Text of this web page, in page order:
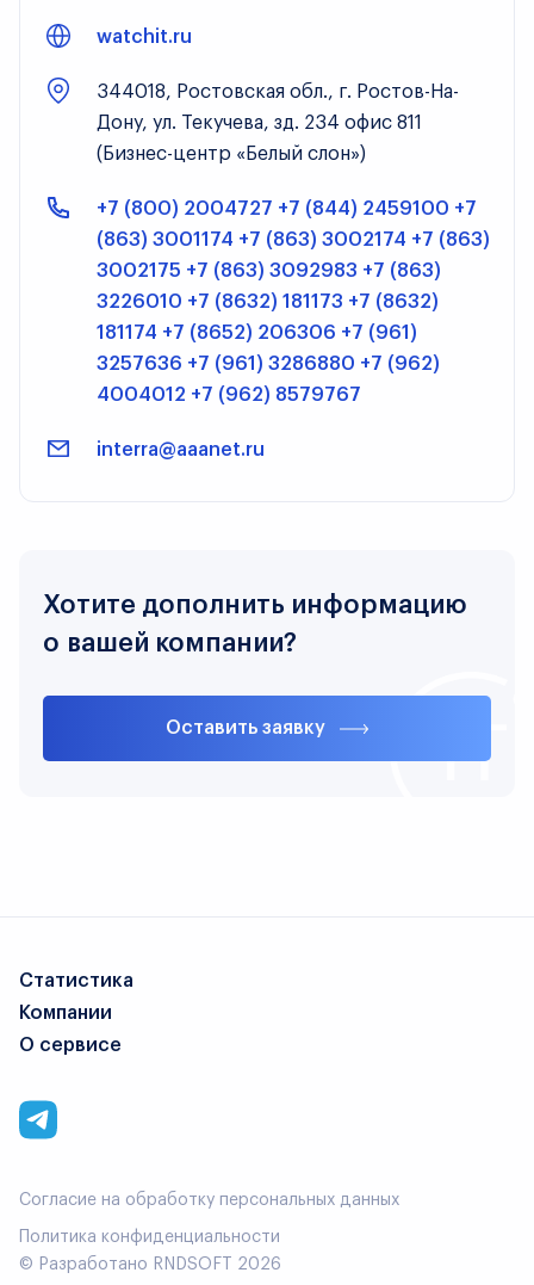
watchit.ru
344018, Ростовская обл., г. Ростов-На-
Дону, ул. Текучева, зд. 234 офис 811
(Бизнес-центр «Белый слон»)
+7 (800) 2004727 +7 (844) 2459100 +7
(863) 3001174 +7 (863) 3002174 +7 (863)
3002175 +7 (863) 3092983 +7 (863)
3226010 +7 (8632) 181173 +7 (8632)
181174 +7 (8652) 206306 +7 (961)
3257636 +7 (961) 3286880 +7 (962)
4004012 +7 (962) 8579767
interra@aaanet.ru
Хотите дополнить информацию
о вашей компании?
Оставить заявку
Статистика
Компании
О сервисе
© Разработано RNDSOFT 2026
Согласие на обработку персональных данных
Политика конфиденциальности